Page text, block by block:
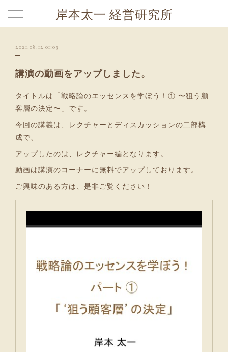
岸本太一 経営研究所
2021.08.12 01:03
講演の動画をアップしました。
タイトルは「戦略論のエッセンスを学ぼう！① 〜狙う顧
客層の決定〜」です。
今回の講義は、レクチャーとディスカッションの二部構
成で、
アップしたのは、レクチャー編となります。
動画は講演のコーナーに無料でアップしております。
ご興味のある方は、是非ご覧ください！